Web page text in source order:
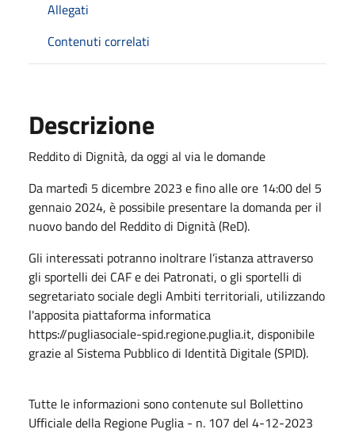
Allegati
Contenuti correlati
Descrizione
Reddito di Dignità, da oggi al via le domande
Da martedì 5 dicembre 2023 e fino alle ore 14:00 del 5
gennaio 2024, è possibile presentare la domanda per il
nuovo bando del Reddito di Dignità (ReD).
Gli interessati potranno inoltrare l’istanza attraverso
gli sportelli dei CAF e dei Patronati, o gli sportelli di
segretariato sociale degli Ambiti territoriali, utilizzando
l'apposita piattaforma informatica
https://pugliasociale-spid.regione.puglia.it, disponibile
grazie al Sistema Pubblico di Identità Digitale (SPID).
Tutte le informazioni sono contenute sul Bollettino
Ufficiale della Regione Puglia - n. 107 del 4-12-2023